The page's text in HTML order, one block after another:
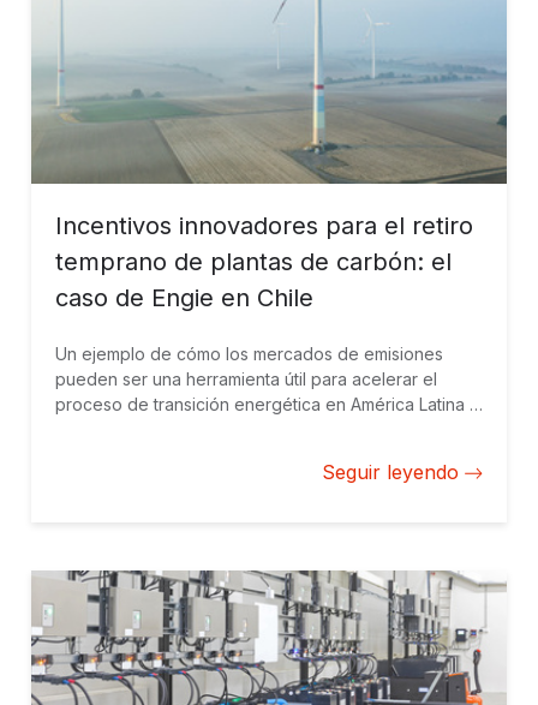
Incentivos innovadores para el retiro
temprano de plantas de carbón: el
caso de Engie en Chile
Un ejemplo de cómo los mercados de emisiones
pueden ser una herramienta útil para acelerar el
proceso de transición energética en América Latina y
Seguir leyendo